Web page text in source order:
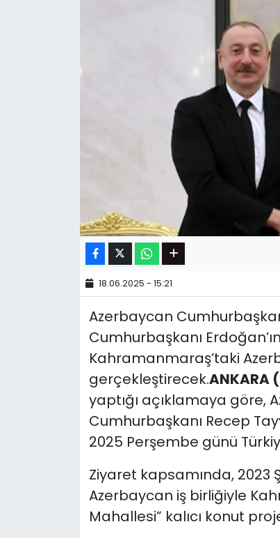
18.06.2025 - 15:21
Azerbaycan
Cumhurbaşkanı
Kahramanmaraş’taki
gerçekleştirecek.ANKARA
yaptığı açıklamaya göre,
Cumhurbaşkanı Recep
2025 Perşembe günü
Ziyaret kapsamında, 2023
Azerbaycan iş birliğiyle
Mahallesi” kalıcı konut